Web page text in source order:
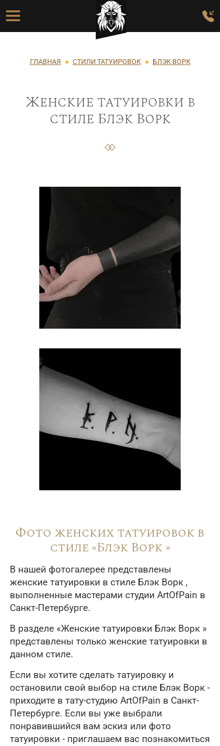
Перейти к основному содержанию
Основная навигация
Строка навигации
ГЛАВНАЯ СТИЛИ ТАТУИРОВОК БЛЭК ВОРК
Женские татуировки в
стиле Блэк Ворк
Фото женских татуировок в
стиле «Блэк Ворк »
В нашей фотогалерее представлены
женские татуировки в стиле Блэк Ворк ,
выполненные мастерами студии ArtOfPain в
Санкт-Петербурге.
В разделе «Женские татуировки Блэк Ворк »
представлены только женские татуировки в
данном стиле.
Если вы хотите сделать татуировку и
остановили свой выбор на стиле Блэк Ворк -
приходите в тату-студию ArtOfPain в Санкт-
Петербурге. Если вы уже выбрали
понравившийся вам эскиз или фото
татуировки - приглашаем вас познакомиться